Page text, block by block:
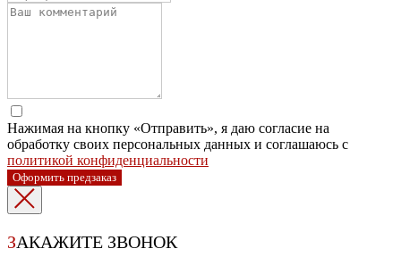
Нажимая на кнопку «Отправить», я даю согласие на
обработку своих персональных данных и соглашаюсь с
политикой конфиденциальности
Оформить предзаказ
ЗАКАЖИТЕ ЗВОНОК